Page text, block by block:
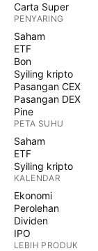
Carta Super
PENYARING
Saham
ETF
Bon
Syiling kripto
Pasangan CEX
Pasangan DEX
Pine
PETA SUHU
Saham
ETF
Syiling kripto
KALENDAR
Ekonomi
Perolehan
Dividen
IPO
LEBIH PRODUK